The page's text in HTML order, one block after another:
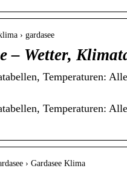
› gardasee
– Wetter,
Temperaturen:
Temperaturen:
› Gardasee Klima